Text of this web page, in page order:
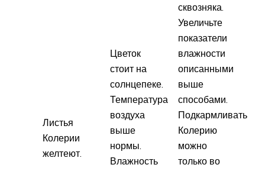
Листья
Колерии
желтеют.
Цветок
стоит на
солнцепеке.
Температура
воздуха
выше
нормы.
Влажность
сквозняка.
Увеличьте
показатели
влажности
описанными
выше
способами.
Подкармливать
Колерию
можно
только во